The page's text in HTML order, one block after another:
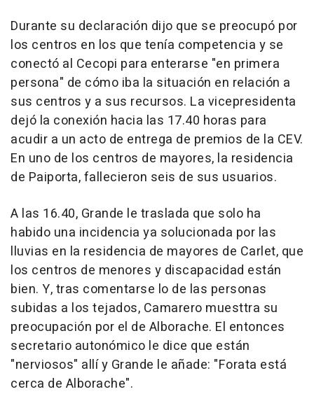
Durante su declaración dijo que se preocupó por
los centros en los que tenía competencia y se
conectó al Cecopi para enterarse "en primera
persona" de cómo iba la situación en relación a
sus centros y a sus recursos. La vicepresidenta
dejó la conexión hacia las 17.40 horas para
acudir a un acto de entrega de premios de la CEV.
En uno de los centros de mayores, la residencia
de Paiporta, fallecieron seis de sus usuarios.
A las 16.40, Grande le traslada que solo ha
habido una incidencia ya solucionada por las
lluvias en la residencia de mayores de Carlet, que
los centros de menores y discapacidad están
bien. Y, tras comentarse lo de las personas
subidas a los tejados, Camarero muesttra su
preocupación por el de Alborache. El entonces
secretario autonómico le dice que están
"nerviosos" allí y Grande le añade: "Forata está
cerca de Alborache".